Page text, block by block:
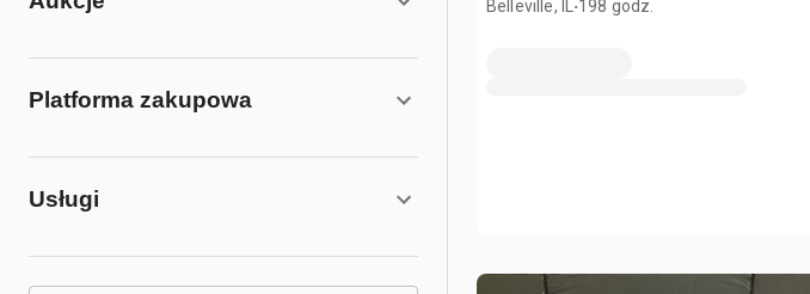
Platforma zakupowa
Usługi
Belleville, IL 198 godz.